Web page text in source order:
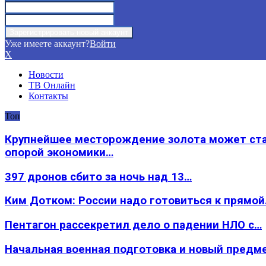
Уже имеете аккаунт?Войти
X
Новости
ТВ Онлайн
Контакты
Топ
Крупнейшее месторождение золота может
опорой экономики…
397 дронов сбито за ночь над 13…
Ким Дотком: России надо готовиться к
Пентагон рассекретил дело о падении НЛО с…
Начальная военная подготовка и новый